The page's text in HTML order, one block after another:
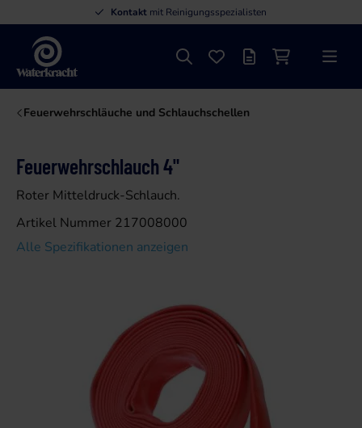
Kontakt mit Reinigungsspezialisten
Waterkracht
SucheFavoritenAngebotslisteMenü
Feuerwehrschläuche und Schlauchschellen
Feuerwehrschlauch 4"
Roter Mitteldruck-Schlauch.
Artikel Nummer 217008000
Alle Spezifikationen anzeigen